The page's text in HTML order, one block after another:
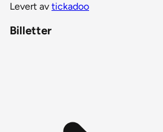
Levert av tickadoo
Billetter